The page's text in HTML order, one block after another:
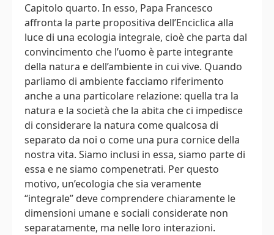
Capitolo quarto. In esso, Papa Francesco
affronta la parte propositiva dell’Enciclica alla
luce di una ecologia integrale, cioè che parta dal
convincimento che l’uomo è parte integrante
della natura e dell’ambiente in cui vive. Quando
parliamo di ambiente facciamo riferimento
anche a una particolare relazione: quella tra la
natura e la società che la abita che ci impedisce
di considerare la natura come qualcosa di
separato da noi o come una pura cornice della
nostra vita. Siamo inclusi in essa, siamo parte di
essa e ne siamo compenetrati. Per questo
motivo, un’ecologia che sia veramente
“integrale” deve comprendere chiaramente le
dimensioni umane e sociali considerate non
separatamente, ma nelle loro interazioni.